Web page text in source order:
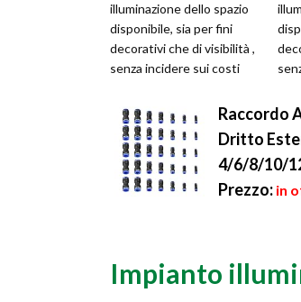
illuminazione dello spazio
disponibile, sia per fini
decorativi che di visibilità ,
senza incidere sui costi
Raccordo
Dritto
4/6/8/10/
Prezzo: in
Impianto